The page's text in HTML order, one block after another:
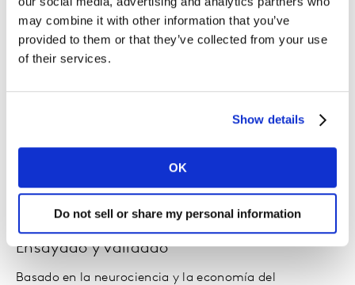
may combine it with other information that you’ve
provided to them or that they’ve collected from your use
of their services.
Show details
OK
Do not sell or share my personal information
cliente y aprendizajes con la mayor base de datos de
referencia en materia de experiencia de cliente
Ensayado y validado
Basado en la neurociencia y la economía del